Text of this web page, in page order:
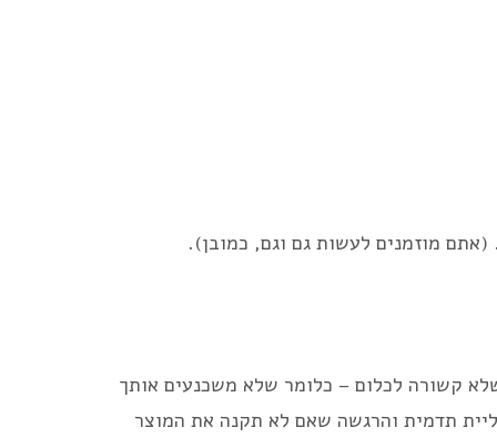
(אתם מוזמנים לעשות גם וגם, כמובן).
קשורה לכלום – כלומר שלא משכנעים אותך
תדמית והרגשה שאם לא תקנה את המוצר